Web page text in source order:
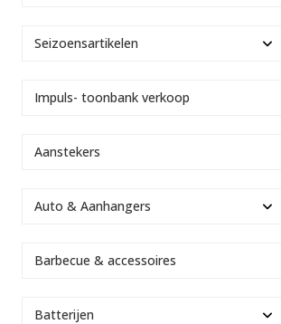
Seizoensartikelen
Impuls- toonbank verkoop
Aanstekers
Auto & Aanhangers
Barbecue & accessoires
Batterijen